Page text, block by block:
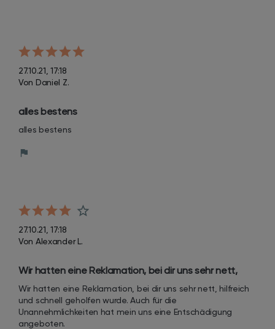
27.10.21, 17:18
Von Daniel Z.
alles bestens
alles bestens
27.10.21, 17:18
Von Alexander L.
Wir hatten eine Reklamation, bei dir uns sehr nett,
hilfreich und schnell geholfen wurde.
Wir hatten eine Reklamation, bei dir uns sehr nett, hilfreich
und schnell geholfen wurde. Auch für die
Unannehmlichkeiten hat mein uns eine Entschädigung
angeboten.